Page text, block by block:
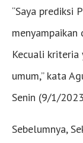
“Saya prediksi
menyampaikan
Kecuali kriteria
umum,” kata
Senin (9/1/
Sebelumnya,